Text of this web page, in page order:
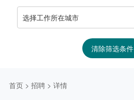
选择工作所在城市
清除筛选条件
首页 > 招聘 > 详情